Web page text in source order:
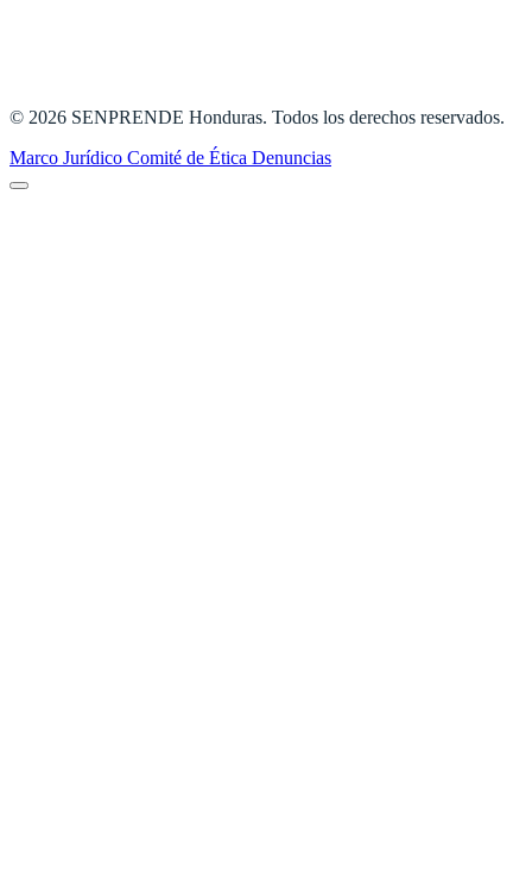
© 2026 SENPRENDE Honduras. Todos los derechos reservados.
Marco Jurídico Comité de Ética Denuncias